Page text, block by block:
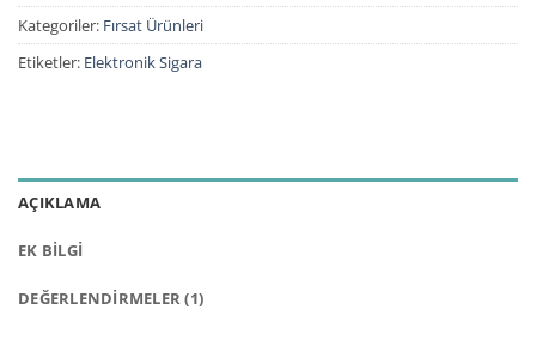
Kategoriler: Fırsat Ürünleri
Etiketler: Elektronik Sigara
AÇIKLAMA
EK BILGI
DEĞERLENDIRMELER (1)